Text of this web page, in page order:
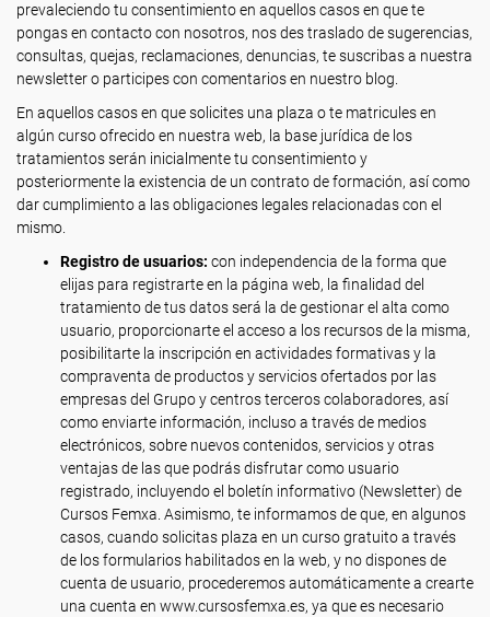
prevaleciendo tu consentimiento en aquellos casos en que te
pongas en contacto con nosotros, nos des traslado de sugerencias,
consultas, quejas, reclamaciones, denuncias, te suscribas a nuestra
newsletter o participes con comentarios en nuestro blog.
En aquellos casos en que solicites una plaza o te matricules en
algún curso ofrecido en nuestra web, la base jurídica de los
tratamientos serán inicialmente tu consentimiento y
posteriormente la existencia de un contrato de formación, así como
dar cumplimiento a las obligaciones legales relacionadas con el
mismo.
Registro de usuarios: con independencia de la forma que
elijas para registrarte en la página web, la finalidad del
tratamiento de tus datos será la de gestionar el alta como
usuario, proporcionarte el acceso a los recursos de la misma,
posibilitarte la inscripción en actividades formativas y la
compraventa de productos y servicios ofertados por las
empresas del Grupo y centros terceros colaboradores, así
como enviarte información, incluso a través de medios
electrónicos, sobre nuevos contenidos, servicios y otras
ventajas de las que podrás disfrutar como usuario
registrado, incluyendo el boletín informativo (Newsletter) de
Cursos Femxa. Asimismo, te informamos de que, en algunos
casos, cuando solicitas plaza en un curso gratuito a través
de los formularios habilitados en la web, y no dispones de
cuenta de usuario, procederemos automáticamente a crearte
una cuenta en www.cursosfemxa.es, ya que es necesario